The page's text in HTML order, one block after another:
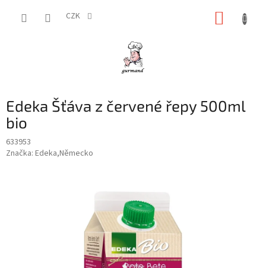
CZK
Edeka Šťáva z červené řepy 500ml
bio
633953
Značka: Edeka,Německo